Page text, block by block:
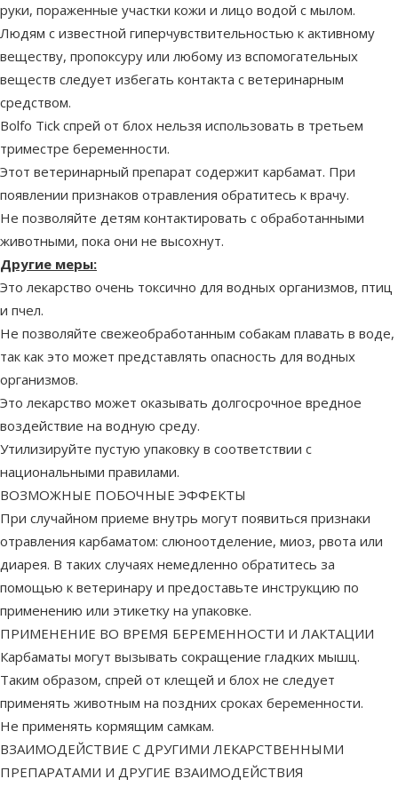
руки, пораженные участки кожи и лицо водой с мылом.
Людям с известной гиперчувствительностью к активному
веществу, пропоксуру или любому из вспомогательных
веществ следует избегать контакта с ветеринарным
средством.
Bolfo Tick спрей от блох нельзя использовать в третьем
триместре беременности.
Этот ветеринарный препарат содержит карбамат. При
появлении признаков отравления обратитесь к врачу.
Не позволяйте детям контактировать с обработанными
животными, пока они не высохнут.
Другие меры:
Это лекарство очень токсично для водных организмов, птиц
и пчел.
Не позволяйте свежеобработанным собакам плавать в воде,
так как это может представлять опасность для водных
организмов.
Это лекарство может оказывать долгосрочное вредное
воздействие на водную среду.
Утилизируйте пустую упаковку в соответствии с
национальными правилами.
ВОЗМОЖНЫЕ ПОБОЧНЫЕ ЭФФЕКТЫ
При случайном приеме внутрь могут появиться признаки
отравления карбаматом: слюноотделение, миоз, рвота или
диарея. В таких случаях немедленно обратитесь за
помощью к ветеринару и предоставьте инструкцию по
применению или этикетку на упаковке.
ПРИМЕНЕНИЕ ВО ВРЕМЯ БЕРЕМЕННОСТИ И ЛАКТАЦИИ
Карбаматы могут вызывать сокращение гладких мышц.
Таким образом, спрей от клещей и блох не следует
применять животным на поздних сроках беременности.
Не применять кормящим самкам.
ВЗАИМОДЕЙСТВИЕ С ДРУГИМИ ЛЕКАРСТВЕННЫМИ
ПРЕПАРАТАМИ И ДРУГИЕ ВЗАИМОДЕЙСТВИЯ